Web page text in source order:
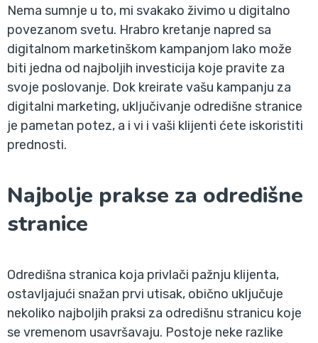
Nema sumnje u to, mi svakako živimo u digitalno
povezanom svetu. Hrabro kretanje napred sa
digitalnom marketinškom kampanjom lako može
biti jedna od najboljih investicija koje pravite za
svoje poslovanje. Dok kreirate vašu kampanju za
digitalni marketing, uključivanje odredišne stranice
je pametan potez, a i vi i vaši klijenti ćete iskoristiti
prednosti.
Najbolje prakse za odredišne
stranice
Odredišna stranica koja privlači pažnju klijenta,
ostavljajući snažan prvi utisak, obično uključuje
nekoliko najboljih praksi za odredišnu stranicu koje
se vremenom usavršavaju. Postoje neke razlike